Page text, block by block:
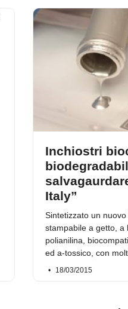
Inchiostri
Italy”
Sintetizzato un nuovo
stampabile a getto, a
polianilina,
ed a-tossico, con
18/03/2015